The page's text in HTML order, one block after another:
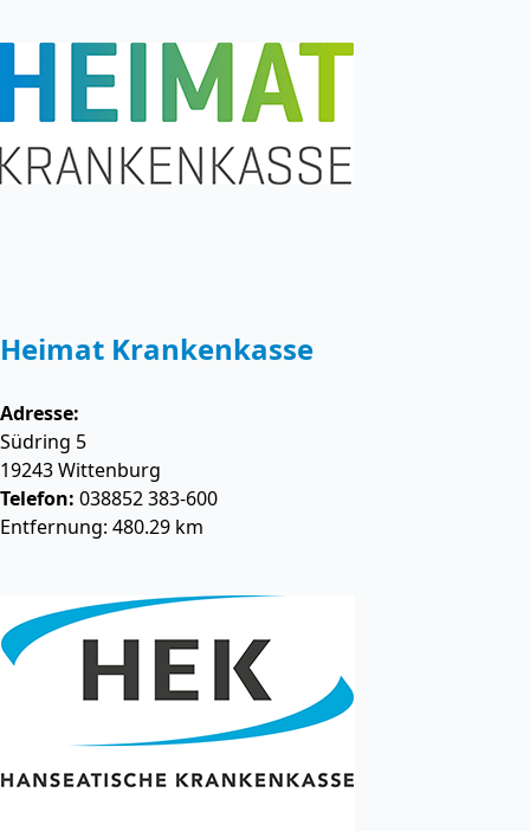
Heimat Krankenkasse
Adresse:
Südring 5
19243Wittenburg
Telefon: 038852 383-600
Entfernung: 480.29 km